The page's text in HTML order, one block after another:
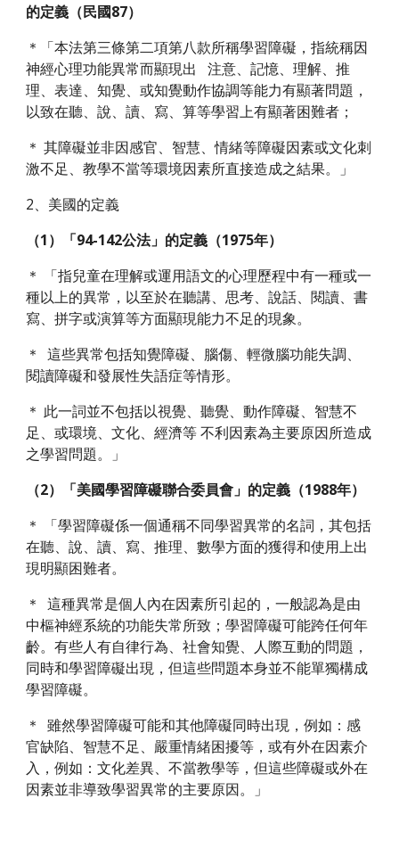
的定義（民國87）
＊「本法第三條第二項第八款所稱學習障礙，指統稱因
神經心理功能異常而顯現出   注意、記憶、理解、推
理、表達、知覺、或知覺動作協調等能力有顯著問題，
以致在聽、說、讀、寫、算等學習上有顯著困難者；
＊ 其障礙並非因感官、智慧、情緒等障礙因素或文化刺
激不足、教學不當等環境因素所直接造成之結果。」
2、美國的定義
（1）「94-142公法」的定義（1975年）
＊ 「指兒童在理解或運用語文的心理歷程中有一種或一
種以上的異常，以至於在聽講、思考、說話、閱讀、書
寫、拼字或演算等方面顯現能力不足的現象。
＊  這些異常包括知覺障礙、腦傷、輕微腦功能失調、
閱讀障礙和發展性失語症等情形。
＊ 此一詞並不包括以視覺、聽覺、動作障礙、智慧不
足、或環境、文化、經濟等 不利因素為主要原因所造成
之學習問題。」
（2）「美國學習障礙聯合委員會」的定義（1988年）
＊ 「學習障礙係一個通稱不同學習異常的名詞，其包括
在聽、說、讀、寫、推理、數學方面的獲得和使用上出
現明顯困難者。
＊  這種異常是個人內在因素所引起的，一般認為是由
中樞神經系統的功能失常所致；學習障礙可能跨任何年
齡。有些人有自律行為、社會知覺、人際互動的問題，
同時和學習障礙出現，但這些問題本身並不能單獨構成
學習障礙。
＊  雖然學習障礙可能和其他障礙同時出現，例如：感
官缺陷、智慧不足、嚴重情緒困擾等，或有外在因素介
入，例如：文化差異、不當教學等，但這些障礙或外在
因素並非導致學習異常的主要原因。」